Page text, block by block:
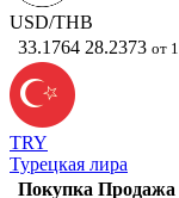
USD/THB
33.1764 28.2373 от 1
TRY
Турецкая лира
Покупка Продажа